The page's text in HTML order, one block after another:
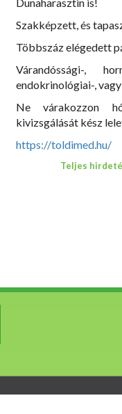
Szakképzett, és
Többszáz elégedett
Várandóssági-,
endokrinológiai-,
Ne várakozzon
kivizsgálását kész
https://toldimed.hu/
Teljes